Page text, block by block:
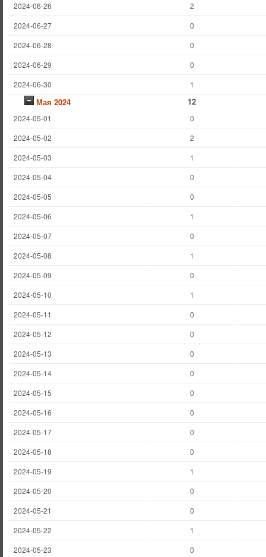
2024-06-26
2
2024-06-27
0
2024-06-28
0
2024-06-29
0
2024-06-30
1
Мая 2024 12
2024-05-01
0
2024-05-02
2
2024-05-03
1
2024-05-04
0
2024-05-05
0
2024-05-06
1
2024-05-07
0
2024-05-08
1
2024-05-09
0
2024-05-10
1
2024-05-11
0
2024-05-12
0
2024-05-13
0
2024-05-14
0
2024-05-15
0
2024-05-16
0
2024-05-17
0
2024-05-18
0
2024-05-19
1
2024-05-20
0
2024-05-21
0
2024-05-22
1
2024-05-23
0